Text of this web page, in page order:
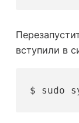
вступили в
$ sudo